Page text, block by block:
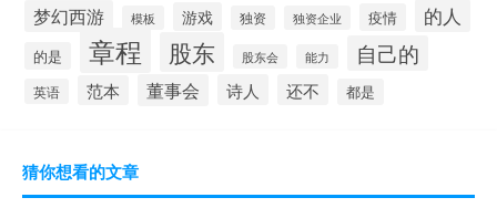
梦幻西游 模板 游戏 独资 独资企业 疫情 的人
的是 章程 股东 股东会 能力 自己的
英语 范本 董事会 诗人 还不 都是
猜你想看的文章